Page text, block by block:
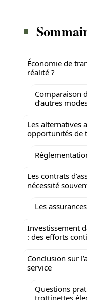
Économie de
réalité ?
Comparaison
d’autres
Les alternatives
opportunités de
Les contrats
nécessité
Les
Investissement
: des efforts
Conclusion sur
service
Questions
trottinettes